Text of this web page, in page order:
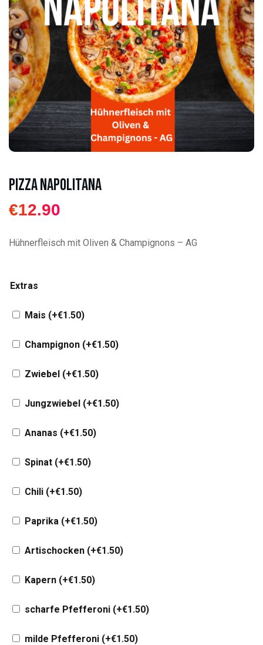
Pizza Napolitana
€12.90
Hühnerfleisch mit Oliven & Champignons – AG
Extras
Mais (+€1.50)
Champignon (+€1.50)
Zwiebel (+€1.50)
Jungzwiebel (+€1.50)
Ananas (+€1.50)
Spinat (+€1.50)
Chili (+€1.50)
Paprika (+€1.50)
Artischocken (+€1.50)
Kapern (+€1.50)
scharfe Pfefferoni (+€1.50)
milde Pfefferoni (+€1.50)